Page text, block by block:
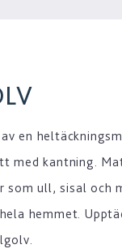
en
med kantning.
som ull, sisal och
hemmet.